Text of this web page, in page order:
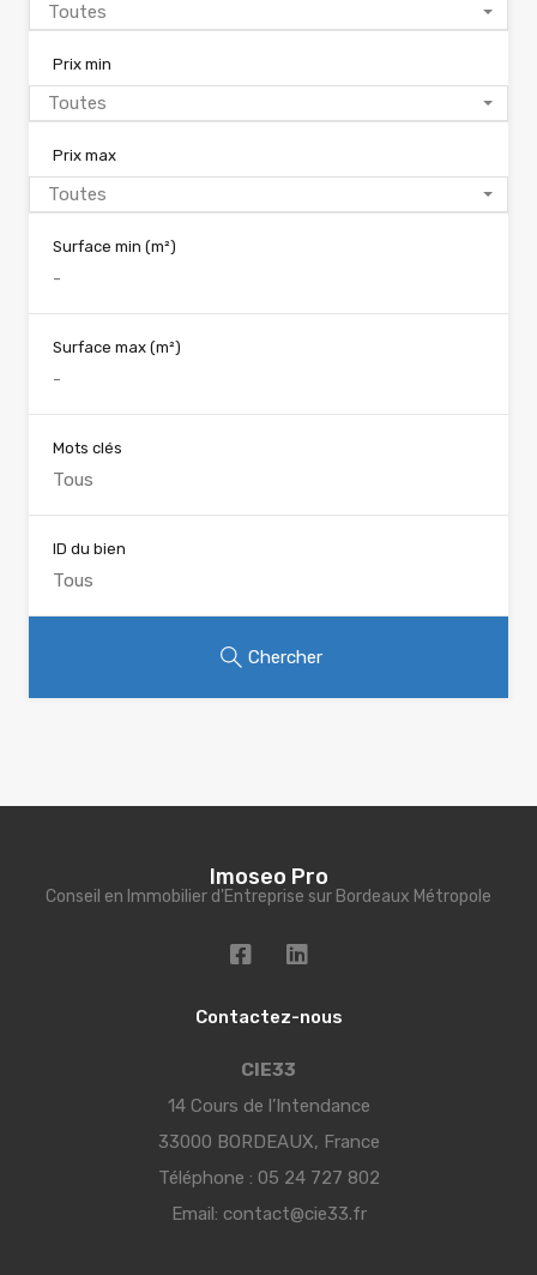
Toutes
Prix min
Toutes
Prix max
Toutes
Surface min (m²)
Surface max (m²)
Mots clés
ID du bien
Chercher
Imoseo Pro
Conseil en Immobilier d'Entreprise sur Bordeaux Métropole
Contactez-nous
CIE33
14 Cours de l’Intendance
33000 BORDEAUX, France
Téléphone : 05 24 727 802
Email: contact@cie33.fr